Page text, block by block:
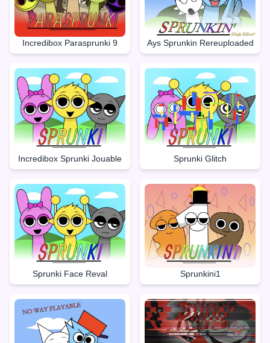
Incredibox Parasprunki 9 Ays Sprunkin Rereuploaded
Incredibox Sprunki Jouable Sprunki Glitch
Sprunki Face Reval Sprunkini1